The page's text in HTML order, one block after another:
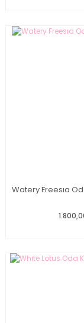
Watery Freesıa